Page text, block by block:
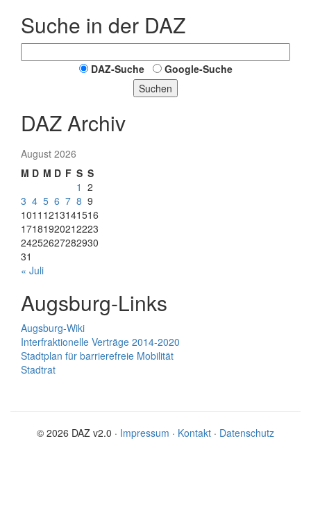
Suche in der DAZ
DAZ-Suche
Google-Suche
Suchen
DAZ Archiv
August 2026
M D M D F S S
1 2
3 4 5 6 7 8 9
1011 1213141516
17181920212223
24252627282930
31
« Juli
Augsburg-Links
Augsburg-Wiki
Interfraktionelle Verträge 2014-2020
Stadtplan für barrierefreie Mobilität
Stadtrat
© 2026 DAZ v2.0 · Impressum · Kontakt · Datenschutz